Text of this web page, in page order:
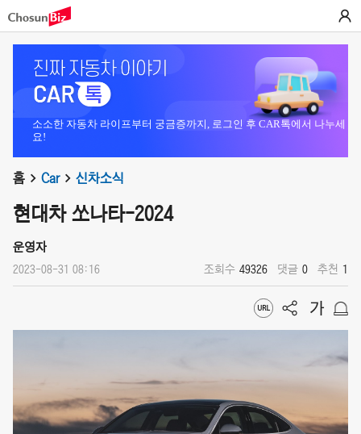
소소한 자동차 라이프부터 궁금증까지, 로그인 후 CAR톡에서 나누세
요!
홈 Car 신차소식
현대차 쏘나타-2024
운영자
2023-08-31 08:16 조회수 49326 댓글 0 추천 1